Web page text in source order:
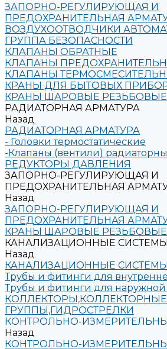
ЗАПОРНО-РЕГУЛИРУЮЩАЯ И
ПРЕДОХРАНИТЕЛЬНАЯ
ВОЗДУХООТВОДЧИКИ
ГРУППА БЕЗОПАСНОСТИ
КЛАПАНЫ ОБРАТНЫЕ
КЛАПАНЫ
КЛАПАНЫ
КРАНЫ ДЛЯ БЫТОВЫХ
КРАНЫ ШАРОВЫЕ РЕЗЬБОВЫЕ
РАДИАТОРНАЯ АРМАТУРА
Назад
РАДИАТОРНАЯ АРМАТУРА
- Головки термостатические
-Клапаны (вентили)
РЕДУКТОРЫ ДАВЛЕНИЯ
ЗАПОРНО-РЕГУЛИРУЮЩАЯ И
ПРЕДОХРАНИТЕЛЬНАЯ
Назад
ЗАПОРНО-РЕГУЛИРУЮЩАЯ И
ПРЕДОХРАНИТЕЛЬНАЯ
КРАНЫ ШАРОВЫЕ РЕЗЬБОВЫЕ
КАНАЛИЗАЦИОННЫЕ СИСТЕМЫ
Назад
КАНАЛИЗАЦИОННЫЕ СИСТЕМЫ
Трубы и фитинги для
Трубы и фитинги для
КОЛЛЕКТОРЫ,КОЛЛЕКТОРНЫЕ
ГРУППЫ,ГИДРОСТРЕЛКИ
КОНТРОЛЬНО-
Назад
КОНТРОЛЬНО-